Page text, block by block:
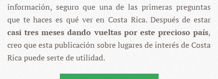
–
LUGARES
IMPRESCINDIBLES
información, seguro que una de las primeras preguntas
que te haces es qué ver en Costa Rica. Después de estar
casi tres meses dando vueltas por este precioso país,
creo que esta publicación sobre lugares de interés de Costa
Rica puede serte de utilidad.